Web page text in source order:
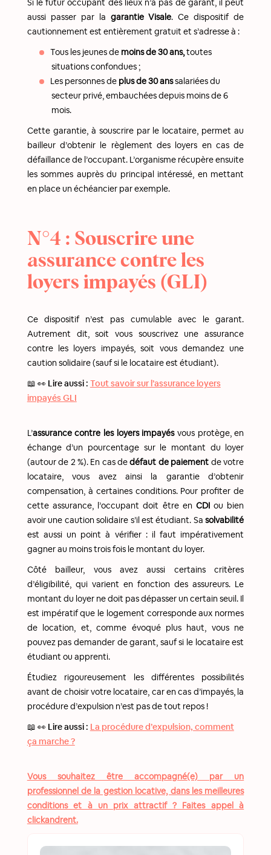
Si le futur occupant des lieux n’a pas de garant, il peut
aussi passer par la garantie Visale. Ce dispositif de
cautionnement est entièrement gratuit et s’adresse à :
Tous les jeunes de moins de 30 ans,toutes
situations confondues ;
Les personnes de plus de 30 anssalariées du
secteur privé, embauchées depuis moins de 6
mois.
Cette garantie, à souscrire par le locataire, permet au
bailleur d’obtenir le règlement des loyers en cas de
défaillance de l’occupant. L’organisme récupère ensuite
les sommes auprès du principal intéressé, en mettant
en place un échéancier par exemple.
N°4 : Souscrire une
assurance contre les
loyers impayés (GLI)
Ce dispositif n’est pas cumulable avec le garant.
Autrement dit, soit vous souscrivez une assurance
contre les loyers impayés, soit vous demandez une
caution solidaire (sauf si le locataire est étudiant).
📖 👀 Lire aussi : Tout savoir sur l’assurance loyers
impayés GLI
L’assurance contre les loyers impayés vous protège, en
échange d’un pourcentage sur le montant du loyer
(autour de 2 %). En cas dedéfaut de paiement de votre
locataire, vous avez ainsi la garantie d’obtenir
compensation, à certaines conditions. Pour profiter de
cette assurance, l’occupant doit être enCDIou bien
avoir une caution solidaire s’il est étudiant. Sasolvabilité
est aussi un point à vérifier : il faut impérativement
gagner au moins trois fois le montant du loyer.
Côté bailleur, vous avez aussi certains critères
d’éligibilité, qui varient en fonction des assureurs. Le
montant du loyer ne doit pas dépasser un certain seuil. Il
est impératif que le logement corresponde aux normes
de location, et, comme évoqué plus haut, vous ne
pouvez pas demander de garant, sauf si le locataire est
étudiant ou apprenti.
Étudiez rigoureusement les différentes possibilités
avant de choisir votre locataire, car en cas d’impayés, la
procédure d’expulsion n’est pas de tout repos !
📖 👀 Lire aussi : La procédure d’expulsion, comment
ça marche ?
Vous souhaitez être accompagné(e) par un
professionnel de la gestion locative, dans les meilleures
conditions et à un prix attractif ? Faites appel à
clickandrent.